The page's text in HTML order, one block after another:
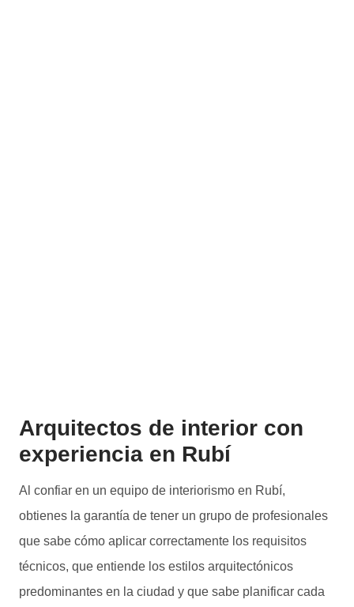
Arquitectos de interior con
experiencia en Rubí
Al confiar en un equipo de interiorismo en Rubí,
obtienes la garantía de tener un grupo de profesionales
que sabe cómo aplicar correctamente los requisitos
técnicos, que entiende los estilos arquitectónicos
predominantes en la ciudad y que sabe planificar cada